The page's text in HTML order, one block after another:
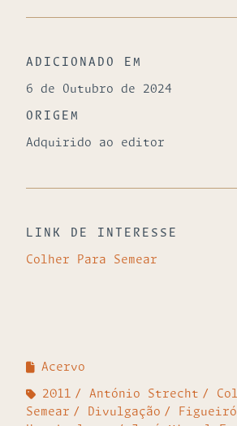
ADICIONADO EM
6 de Outubro de 2024
ORIGEM
Adquirido ao editor
LINK DE INTERESSE
Colher Para Semear
Acervo
2011 António Strecht
Semear
Divulgação